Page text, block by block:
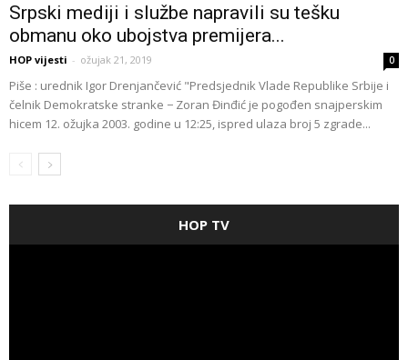
Srpski mediji i službe napravili su tešku
obmanu oko ubojstva premijera...
HOP vijesti - ožujak 21, 2019 0
Piše : urednik Igor Drenjančević "Predsjednik Vlade Republike Srbije i
čelnik Demokratske stranke − Zoran Đinđić je pogođen snajperskim
hicem 12. ožujka 2003. godine u 12:25, ispred ulaza broj 5 zgrade...
HOP TV